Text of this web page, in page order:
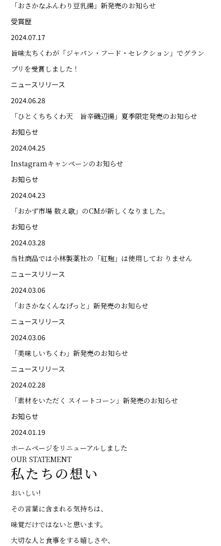
「おさかなふんわり豆乳揚」新発売のお知らせ
受賞歴
2024.07.17
旨味太ちくわが「ジャパン・フード・セレクション」でグラン
プリを受賞しました！
ニュースリリース
2024.06.28
「ひとくちちくわ天 旨辛磯辺揚」夏季限定発売のお知らせ
お知らせ
2024.04.25
Instagramキャンペーンのお知らせ
お知らせ
2024.04.23
「おかず市場 数え歌」のCMが新しくなりました。
お知らせ
2024.03.28
当社商品では小林製薬社の「紅麹」は使用してお りません
ニュースリリース
2024.03.06
「おさかなくんなげっと」新発売のお知らせ
ニュースリリース
2024.03.06
「美味しいちくわ」新発売のお知らせ
ニュースリリース
2024.02.28
「素材をいただく スイートコーン」新発売のお知らせ
お知らせ
2024.01.19
ホームページをリニューアルしました
OUR STATEMENT
私たちの想い
おいしい!
その言葉に含まれる気持ちは、
味覚だけではないと思います。
大切な人と食事をする嬉しさや、